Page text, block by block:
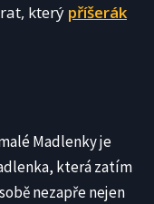
který příšerák
Madlenky je
která zatím
nezapře nejen